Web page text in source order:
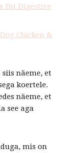
Fat Digestive
Chicken &
näeme, et
koertele.
näeme, et
see aga
mis on